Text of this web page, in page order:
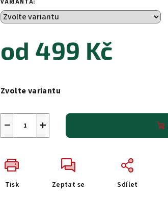
VARIANTA:
od 499 Kč
cena:
Zvolte variantu
+
−
Tisk Zeptat se Sdílet